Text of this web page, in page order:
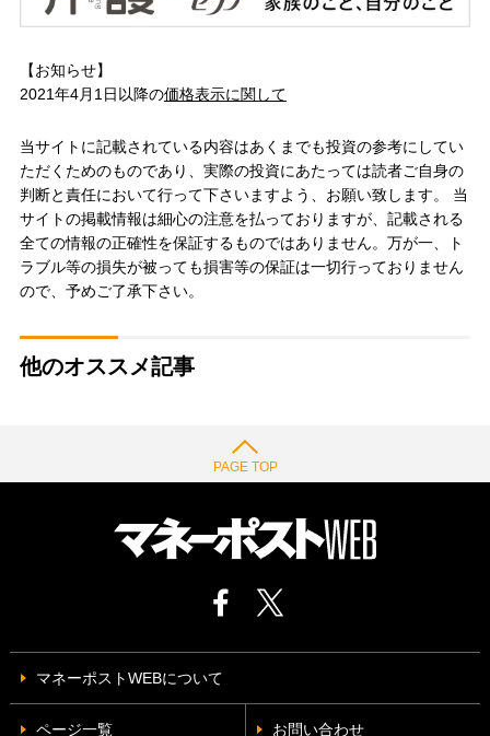
【お知らせ】
2021年4月1日以降の価格表示に関して
当サイトに記載されている内容はあくまでも投資の参考にしてい
ただくためのものであり、実際の投資にあたっては読者ご自身の
判断と責任において行って下さいますよう、お願い致します。 当
サイトの掲載情報は細心の注意を払っておりますが、記載される
全ての情報の正確性を保証するものではありません。万が一、ト
ラブル等の損失が被っても損害等の保証は一切行っておりません
ので、予めご了承下さい。
他のオススメ記事
PAGE TOP
マネーポストWEBについて
ページ一覧 お問い合わせ